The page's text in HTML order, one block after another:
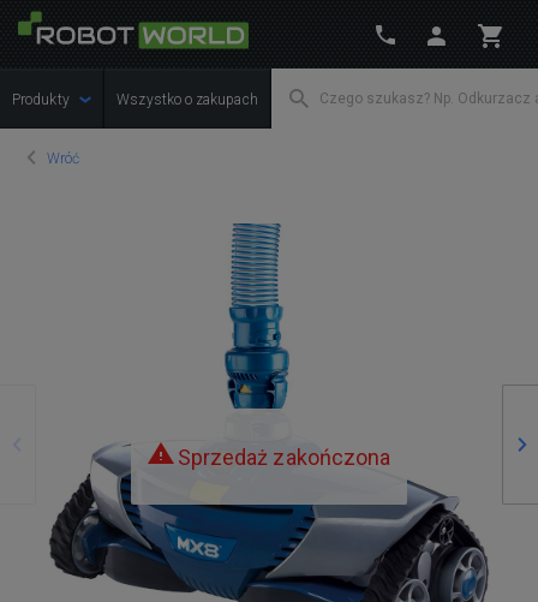
Produkty Wszystko o zakupach
Wróć
Sprzedaż zakończona